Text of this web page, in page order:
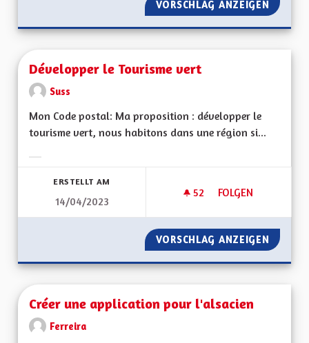
VORSCHLAG ANZEIGEN
Développer le Tourisme vert
Suss
Mon Code postal: Ma proposition : développer le
tourisme vert, nous habitons dans une région si...
ERSTELLT AM
14/04/2023
52 52 FOLLOWER
FOLGEN
DÉVELOPPER LE
VORSCHLAG ANZEIGEN
Créer une application pour l'alsacien
Ferreira